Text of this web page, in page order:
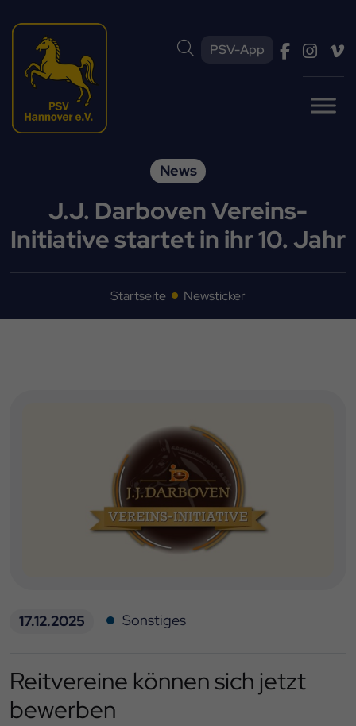
PSV-App
News
J.J. Darboven Vereins-
Initiative startet in ihr 10. Jahr
Startseite Newsticker
17.12.2025 Sonstiges
Reitvereine können sich jetzt
bewerben